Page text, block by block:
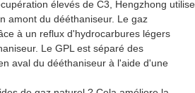
élevés de C3, Hengzhong utilise
amont du dééthaniseur. Le gaz
à un reflux d'hydrocarbures légers
Le GPL est séparé des
aval du dééthaniseur à l'aide d'une